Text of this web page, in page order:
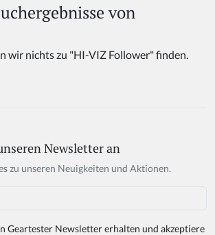
von
Newsletter an
zu unseren Neuigkeiten und Aktionen.
Geartester Newsletter erhalten und akzeptiere